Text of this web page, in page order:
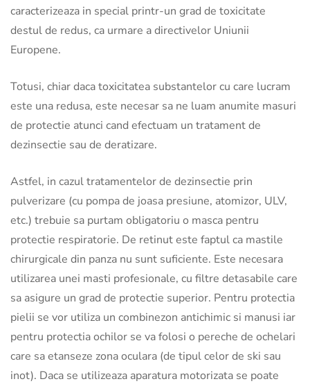
caracterizeaza in special printr-un grad de toxicitate
destul de redus, ca urmare a directivelor Uniunii
Europene.
Totusi, chiar daca toxicitatea substantelor cu care lucram
este una redusa, este necesar sa ne luam anumite masuri
de protectie atunci cand efectuam un tratament de
dezinsectie sau de deratizare.
Astfel, in cazul tratamentelor de dezinsectie prin
pulverizare (cu pompa de joasa presiune, atomizor, ULV,
etc.) trebuie sa purtam obligatoriu o masca pentru
protectie respiratorie. De retinut este faptul ca mastile
chirurgicale din panza nu sunt suficiente. Este necesara
utilizarea unei masti profesionale, cu filtre detasabile care
sa asigure un grad de protectie superior. Pentru protectia
pielii se vor utiliza un combinezon antichimic si manusi iar
pentru protectia ochilor se va folosi o pereche de ochelari
care sa etanseze zona oculara (de tipul celor de ski sau
inot). Daca se utilizeaza aparatura motorizata se poate